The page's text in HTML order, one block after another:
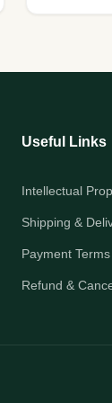
Useful Links
Intellectual
Shipping &
Payment Terms
Refund &